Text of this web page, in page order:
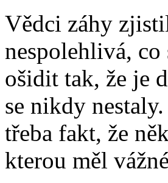
Vědci záhy
nespolehlivá,
ošidit tak, že je
se nikdy
třeba fakt, že
kterou měl